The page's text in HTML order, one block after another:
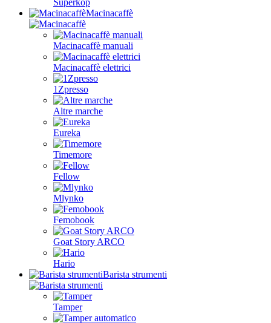
Superkop
Macinacaffè
Macinacaffè manuali
Macinacaffè elettrici
1Zpresso
Altre marche
Eureka
Timemore
Fellow
Mlynko
Femobook
Goat Story ARCO
Hario
Barista strumenti
Tamper